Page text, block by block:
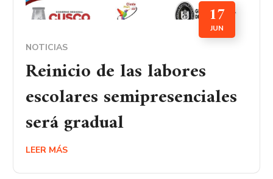
17
JUN
NOTICIAS
Reinicio de las labores
escolares semipresenciales
será gradual
LEER MÁS